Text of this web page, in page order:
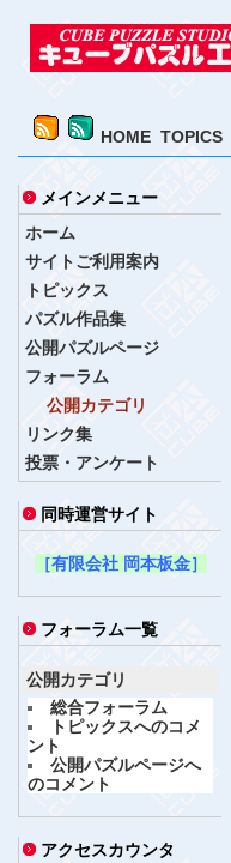
HOME TOPICS
メインメニュー
ホーム
サイトご利用案内
トピックス
パズル作品集
公開パズルページ
フォーラム
公開カテゴリ
リンク集
投票・アンケート
同時運営サイト
［有限会社 岡本板金］
フォーラム一覧
公開カテゴリ
総合フォーラム
トピックスへのコメ
ント
公開パズルページへ
のコメント
アクセスカウンタ